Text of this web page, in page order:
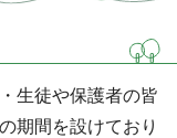
生徒や保護者の皆
期間を設けており